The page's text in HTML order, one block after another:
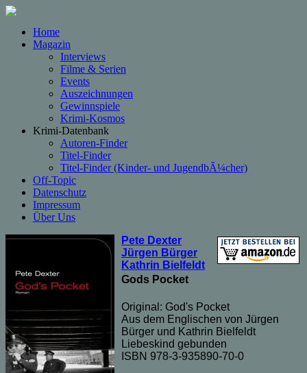
Home
Magazin
Interviews
Filme & Serien
Events
Auszeichnungen
Gewinnspiele
Krimi-Kosmos
Krimi-Datenbank
Autoren-Finder
Titel-Finder
Titel-Finder (Kinder- und JugendbÃ¼cher)
Off-Topic
Datenschutz
Impressum
Über Uns
Pete Dexter
Jürgen Bürger
Kathrin Bielfeldt
Gods Pocket
Original: God's Pocket
Aus dem Englischen von Jürgen
Bürger und Kathrin Bielfeldt
Liebeskind gebunden
ISBN 978-3-935890-70-0